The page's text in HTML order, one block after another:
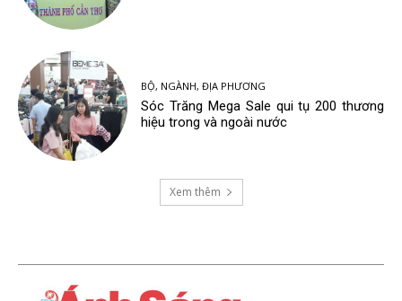
BỘ, NGÀNH, ĐỊA PHƯƠNG
Sóc Trăng Mega Sale qui tụ 200 thương
hiệu trong và ngoài nước
Xem thêm